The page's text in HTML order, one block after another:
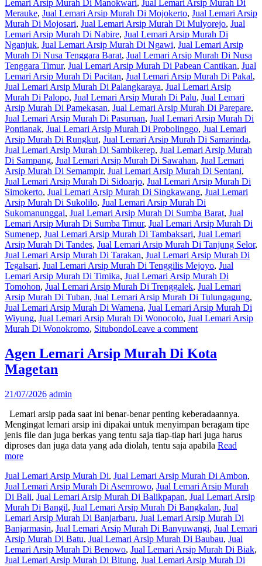
Lemari Arsip Murah Di Manokwari, Jual Lemari Arsip Murah Di
Merauke, Jual Lemari Arsip Murah Di Mojokerto, Jual Lemari Arsip
Murah Di Mojosari, Jual Lemari Arsip Murah Di Mulyorejo, Jual
Lemari Arsip Murah Di Nabire, Jual Lemari Arsip Murah Di
Nganjuk, Jual Lemari Arsip Murah Di Ngawi, Jual Lemari Arsip
Murah Di Nusa Tenggara Barat, Jual Lemari Arsip Murah Di Nusa
Tenggara Timur, Jual Lemari Arsip Murah Di Pabean Cantikan, Jual
Lemari Arsip Murah Di Pacitan, Jual Lemari Arsip Murah Di Pakal,
Jual Lemari Arsip Murah Di Palangkaraya, Jual Lemari Arsip
Murah Di Palopo, Jual Lemari Arsip Murah Di Palu, Jual Lemari
Arsip Murah Di Pamekasan, Jual Lemari Arsip Murah Di Parepare,
Jual Lemari Arsip Murah Di Pasuruan, Jual Lemari Arsip Murah Di
Pontianak, Jual Lemari Arsip Murah Di Probolinggo, Jual Lemari
Arsip Murah Di Rungkut, Jual Lemari Arsip Murah Di Samarinda,
Jual Lemari Arsip Murah Di Sambikerep, Jual Lemari Arsip Murah
Di Sampang, Jual Lemari Arsip Murah Di Sawahan, Jual Lemari
Arsip Murah Di Semampir, Jual Lemari Arsip Murah Di Sentani,
Jual Lemari Arsip Murah Di Sidoarjo, Jual Lemari Arsip Murah Di
Simokerto, Jual Lemari Arsip Murah Di Singkawang, Jual Lemari
Arsip Murah Di Sukolilo, Jual Lemari Arsip Murah Di
Sukomanunggal, Jual Lemari Arsip Murah Di Sumba Barat, Jual
Lemari Arsip Murah Di Sumba Timur, Jual Lemari Arsip Murah Di
Sumenep, Jual Lemari Arsip Murah Di Tambaksari, Jual Lemari
Arsip Murah Di Tandes, Jual Lemari Arsip Murah Di Tanjung Selor,
Jual Lemari Arsip Murah Di Tarakan, Jual Lemari Arsip Murah Di
Tegalsari, Jual Lemari Arsip Murah Di Tenggilis Mejoyo, Jual
Lemari Arsip Murah Di Timika, Jual Lemari Arsip Murah Di
Tomohon, Jual Lemari Arsip Murah Di Trenggalek, Jual Lemari
Arsip Murah Di Tuban, Jual Lemari Arsip Murah Di Tulungagung,
Jual Lemari Arsip Murah Di Wamena, Jual Lemari Arsip Murah Di
Wiyung, Jual Lemari Arsip Murah Di Wonocolo, Jual Lemari Arsip
Murah Di Wonokromo, SitubondoLeave a comment
Agen Lemari Arsip Murah Di Kota
Magetan
21/07/2026 admin
Lemari arsip pada saat ini benar-benar penting keberadaannya.
Mengingat lemari arsip ini dipakai untuk menyimpan beragam tipe
jenis file dan juga berkas yang tentu saja tiap-tiap hari juga harus
diproses dan juga data yang ada diolah, tentu saja apabila Read
more
Jual Lemari Arsip Murah Di, Jual Lemari Arsip Murah Di Ambon,
Jual Lemari Arsip Murah Di Asemrowo, Jual Lemari Arsip Murah
Di Bali, Jual Lemari Arsip Murah Di Balikpapan, Jual Lemari Arsip
Murah Di Bangil, Jual Lemari Arsip Murah Di Bangkalan, Jual
Lemari Arsip Murah Di Banjarbaru, Jual Lemari Arsip Murah Di
Banjarmasin, Jual Lemari Arsip Murah Di Banyuwangi, Jual Lemari
Arsip Murah Di Batu, Jual Lemari Arsip Murah Di Baubau, Jual
Lemari Arsip Murah Di Benowo, Jual Lemari Arsip Murah Di Biak,
Jual Lemari Arsip Murah Di Bitung, Jual Lemari Arsip Murah Di